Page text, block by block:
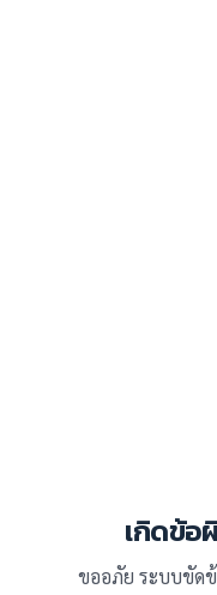
เกิดข้อ
ขออภัย ระบบขัด